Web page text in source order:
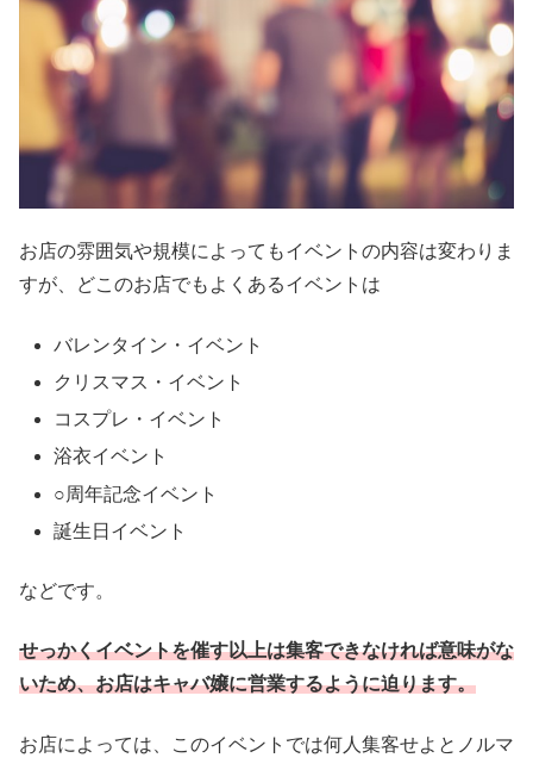
お店の雰囲気や規模によってもイベントの内容は変わりま
すが、どこのお店でもよくあるイベントは
バレンタイン・イベント
クリスマス・イベント
コスプレ・イベント
浴衣イベント
○周年記念イベント
誕生日イベント
などです。
せっかくイベントを催す以上は集客できなければ意味がな
いため、お店はキャバ嬢に営業するように迫ります。
お店によっては、このイベントでは何人集客せよとノルマ